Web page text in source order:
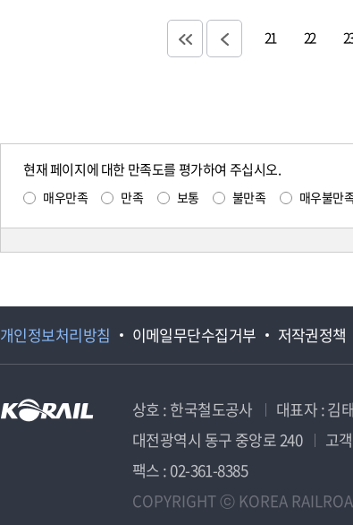
21 22 23
현재 페이지에 대한 만족도를 평가하여 주십시오.
매우만족 만족 보통 불만족 매우불만
개인정보처리방침 이메일무단수집거부 저작권정책
상호 : 한국철도공사 대표자 : 김
대전광역시 동구 중앙로 240
고
팩스 : 02-361-8385
COPYRIGHT ⓒ KOREA